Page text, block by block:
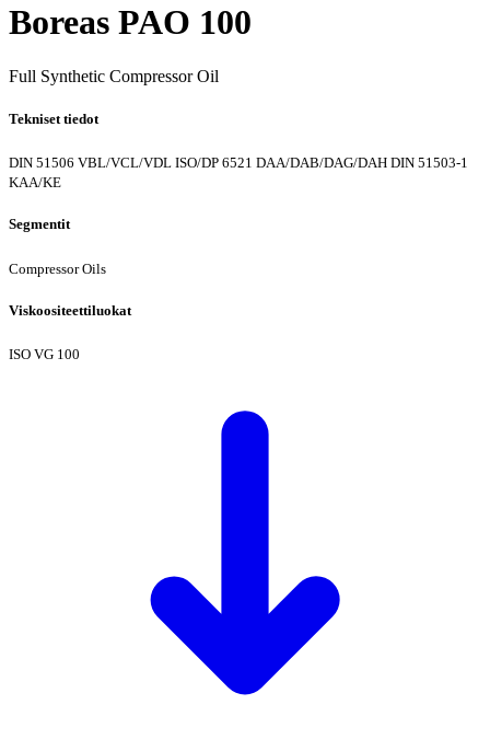
Boreas PAO 100
Full Synthetic Compressor Oil
Tekniset tiedot
DIN 51506 VBL/VCL/VDL ISO/DP 6521 DAA/DAB/DAG/DAH DIN 51503-1
KAA/KE
Segmentit
Compressor Oils
Viskoositeettiluokat
ISO VG 100